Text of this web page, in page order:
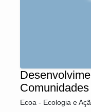
Ecoa - Ecologia e